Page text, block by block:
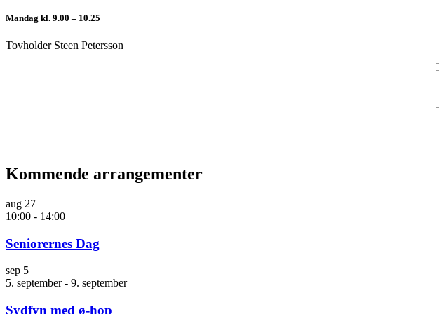
Mandag kl. 9.00 – 10.25
Tovholder Steen Petersson
Kommende arrangementer
aug 27
10:00 - 14:00
Seniorernes Dag
sep 5
5. september- 9. september
Sydfyn med ø-hop